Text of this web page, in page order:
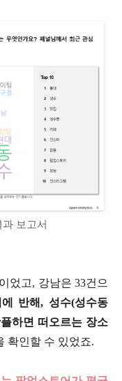
보고서
었고, 강남은 33건으
에 반해, 성수(성수동
하면 떠오르는 장소
확인할 수 있었죠.